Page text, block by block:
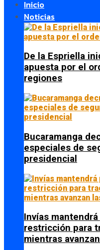
Inicio
Noticias
De la Espriella
apuesta por el
regiones
Bucaramanga
especiales de
presidencial
Invías
restricción para
mientras